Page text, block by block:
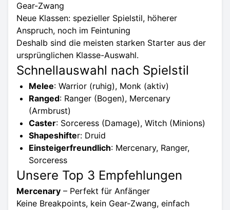
Gear-Zwang
Neue Klassen: spezieller Spielstil, höherer
Anspruch, noch im Feintuning
Deshalb sind die meisten starken Starter aus der
ursprünglichen Klasse-Auswahl.
Schnellauswahl nach Spielstil
Melee: Warrior (ruhig), Monk (aktiv)
Ranged: Ranger (Bogen), Mercenary
(Armbrust)
Caster: Sorceress (Damage), Witch (Minions)
Shapeshifter: Druid
Einsteigerfreundlich: Mercenary, Ranger,
Sorceress
Unsere Top 3 Empfehlungen
Mercenary – Perfekt für Anfänger
Keine Breakpoints, kein Gear-Zwang, einfach